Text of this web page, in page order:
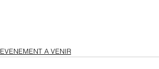
EVENEMENT A VENIR